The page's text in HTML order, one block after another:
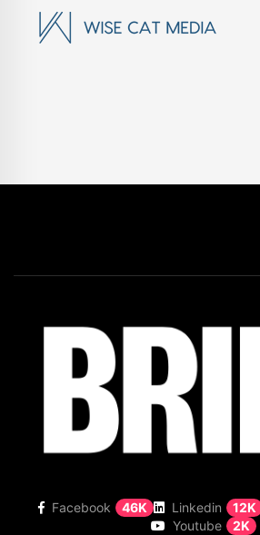
Facebook 46K Linkedin 12K
Youtube
2K